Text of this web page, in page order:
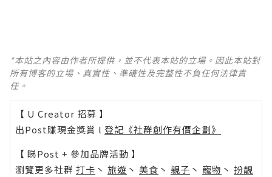
*本站之內容由作者所提供，並不代表本站的立場。因此本站對
所有博客的立場、真實性、準確性及完整性不負任何法律責
任。
【 U Creator 招募 】
出Post賺現金獎賞 l 登記《社群創作有價企劃》
【 睇Post + 參加品牌活動 】
瀏覽更多社群 打卡 丶 旅遊 丶 美食 丶 親子 丶 寵物 丶 扮靚